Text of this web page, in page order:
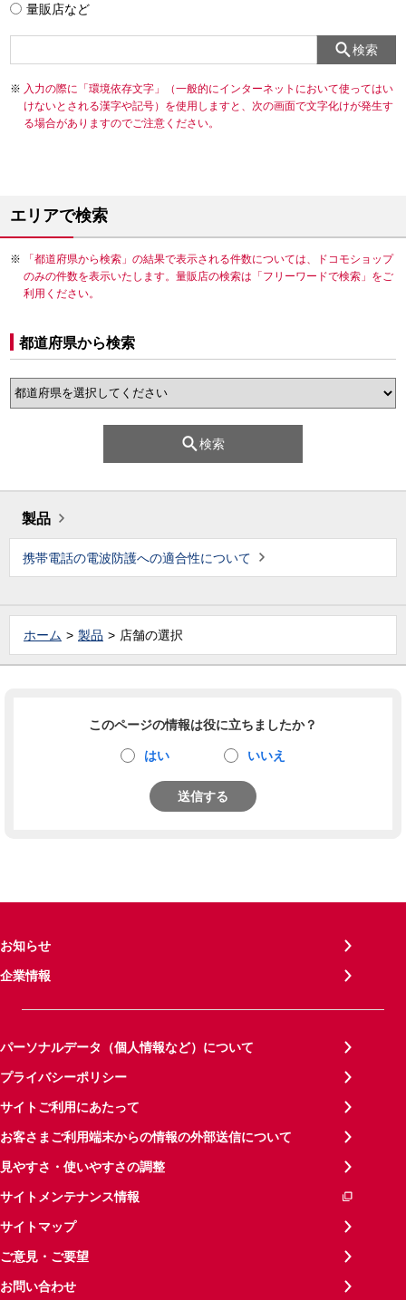
量販店など
検索
入力の際に「環境依存文字」（一般的にインターネットにおいて使ってはい
けないとされる漢字や記号）を使用しますと、次の画面で文字化けが発生す
る場合がありますのでご注意ください。
エリアで検索
「都道府県から検索」の結果で表示される件数については、ドコモショップ
のみの件数を表示いたします。量販店の検索は「フリーワードで検索」をご
利用ください。
都道府県から検索
検索
製品
携帯電話の電波防護への適合性について
ホーム 製品 店舗の選択
このページの情報は役に立ちましたか？
はい いいえ
送信する
お知らせ
企業情報
パーソナルデータ（個人情報など）について
プライバシーポリシー
サイトご利用にあたって
お客さまご利用端末からの情報の外部送信について
見やすさ・使いやすさの調整
サイトメンテナンス情報
サイトマップ
ご意見・ご要望
お問い合わせ